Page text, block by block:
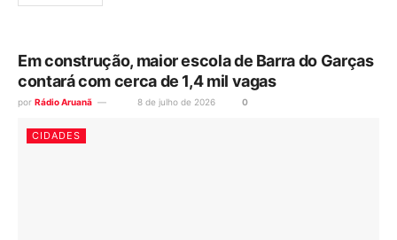
Em construção, maior escola de Barra do Garças
contará com cerca de 1,4 mil vagas
por Rádio Aruanã 8 de julho de 2026 0
CIDADES